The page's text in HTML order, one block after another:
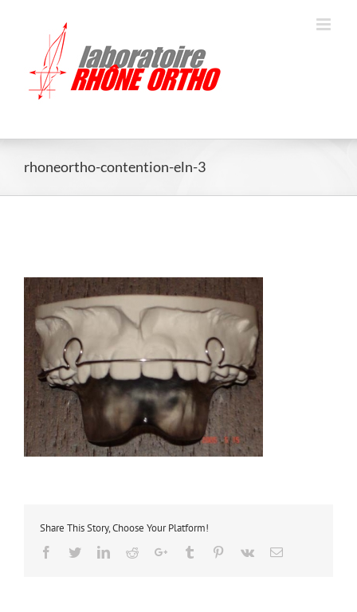
rhoneortho-contention-eln-3
Share This Story, Choose Your Platform!
Facebook
TwitterLinkedIn
RedditGoogle+Tumblr Pinterest
Vk Email